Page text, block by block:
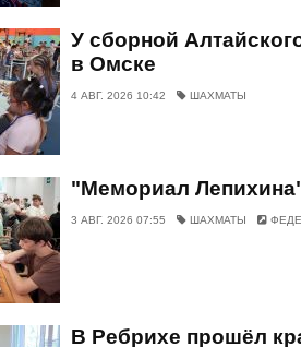
У сборной
в Омске
4 АВГ. 2026 10:42 ШАХМАТЫ
"Мемориал
3 АВГ. 2026 07:55 ШАХМАТЫ
В Ребрихе прошёл